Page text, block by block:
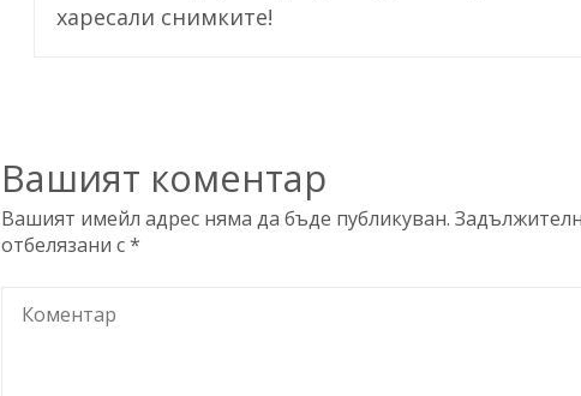
харесали снимките!
Вашият коментар
Вашият имейл адрес няма да бъде публикуван.
отбелязани с*